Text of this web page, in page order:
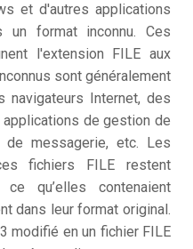
et d'autres applications
format inconnu. Ces
l'extension FILE aux
sont généralement
Internet, des
de gestion de
de messagerie, etc. Les
fichiers FILE restent
qu’elles contenaient
dans leur format original.
modifié en un fichier FILE